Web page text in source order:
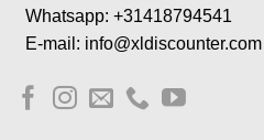
Whatsapp: +31418794541
E-mail: info@xldiscounter.com